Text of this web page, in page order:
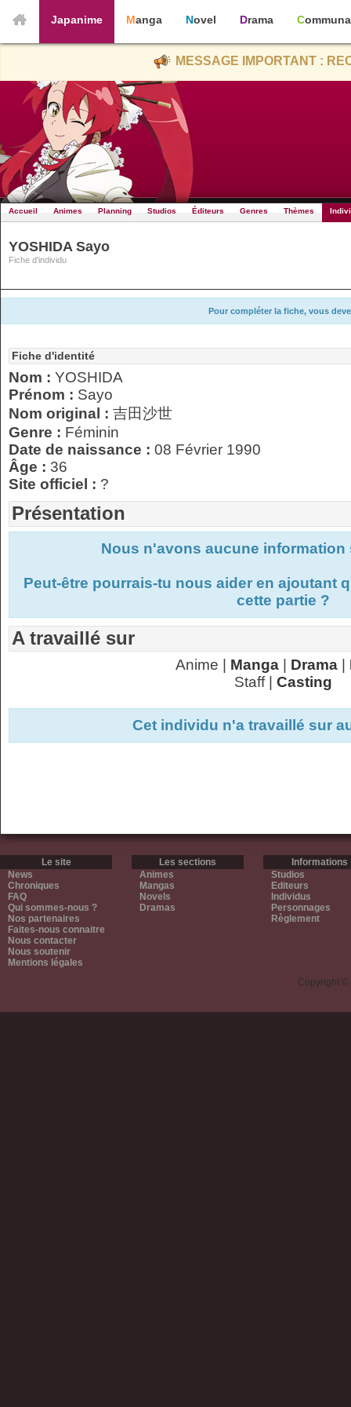
Japanime Manga Novel Drama
MESSAGE IMPORTANT :
Accueil Animes Planning Studios Éditeurs Genres Thèmes
YOSHIDA Sayo
Fiche d'individu
Pour compléter la fiche, vous
Fiche d'identité
Nom : YOSHIDA
Prénom : Sayo
Nom original : 吉田沙世
Genre : Féminin
Date de naissance : 08 Février 1990
Âge : 36
Site officiel : ?
Présentation
Nous n'avons aucune
Peut-être pourrais-tu nous aider en ajoutant
cette partie ?
A travaillé sur
Anime | Manga| Drama|
Staff | Casting
Cet individu n'a travaillé sur
Le site
News
Chroniques
FAQ
Qui sommes-nous ?
Nos partenaires
Faites-nous connaitre
Nous contacter
Nous soutenir
Mentions légales
Les sections
Animes
Mangas
Novels
Dramas
Informations
Studios
Editeurs
Individus
Personnages
Règlement
Copyright ©